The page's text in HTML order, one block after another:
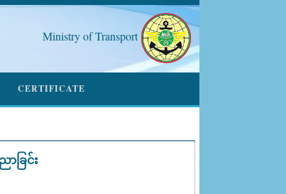
Ministry of Transport
CERTIFICATE
ခြင်း